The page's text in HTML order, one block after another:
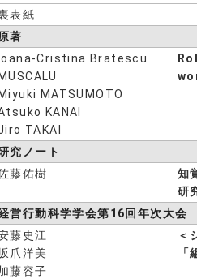
表紙
原著
Ioana-Cristina Bratescu
MUSCALU
Miyuki MATSUMOTO
KANAI
TAKAI
究ノート
藤佑樹
知
研
営行動科学学会第16回年次大会
藤史江
爪洋美
藤容子
＜